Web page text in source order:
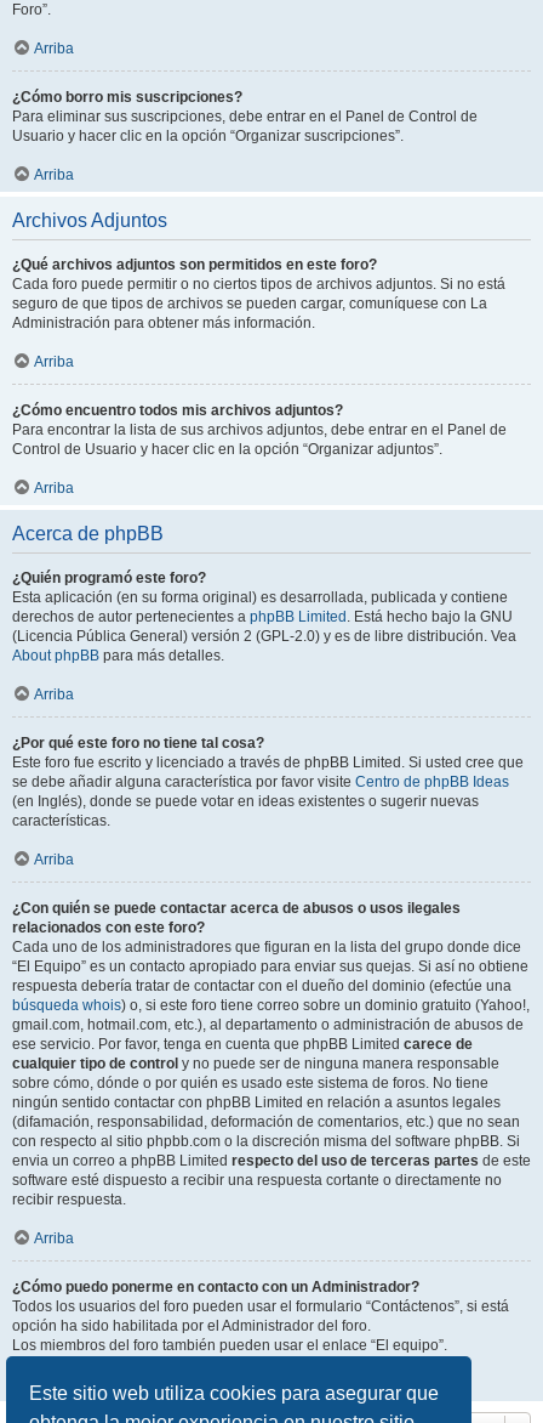
Este sitio web utiliza cookies para asegurar que
Foro”.
Arriba
¿Cómo borro mis suscripciones?
Para eliminar sus suscripciones, debe entrar en el Panel de Control de
Usuario y hacer clic en la opción “Organizar suscripciones”.
Arriba
Archivos Adjuntos
¿Qué archivos adjuntos son permitidos en este foro?
Cada foro puede permitir o no ciertos tipos de archivos adjuntos. Si no está
seguro de que tipos de archivos se pueden cargar, comuníquese con La
Administración para obtener más información.
Arriba
¿Cómo encuentro todos mis archivos adjuntos?
Para encontrar la lista de sus archivos adjuntos, debe entrar en el Panel de
Control de Usuario y hacer clic en la opción “Organizar adjuntos”.
Arriba
Acerca de phpBB
¿Quién programó este foro?
Esta aplicación (en su forma original) es desarrollada, publicada y contiene
derechos de autor pertenecientes a phpBB Limited . Está hecho bajo la GNU
(Licencia Pública General) versión 2 (GPL-2.0) y es de libre distribución. Vea
About phpBB para más detalles.
Arriba
¿Por qué este foro no tiene tal cosa?
Este foro fue escrito y licenciado a través de phpBB Limited. Si usted cree que
se debe añadir alguna característica por favor visite Centro de phpBB Ideas
(en Inglés), donde se puede votar en ideas existentes o sugerir nuevas
características.
Arriba
¿Con quién se puede contactar acerca de abusos o usos ilegales
relacionados con este foro?
Cada uno de los administradores que figuran en la lista del grupo donde dice
“El Equipo” es un contacto apropiado para enviar sus quejas. Si así no obtiene
respuesta debería tratar de contactar con el dueño del dominio (efectúe una
búsqueda whois) o, si este foro tiene correo sobre un dominio gratuito (Yahoo!,
gmail.com, hotmail.com, etc.), al departamento o administración de abusos de
ese servicio. Por favor, tenga en cuenta que phpBB Limited carece de
cualquier tipo de control y no puede ser de ninguna manera responsable
sobre cómo, dónde o por quién es usado este sistema de foros. No tiene
ningún sentido contactar con phpBB Limited en relación a asuntos legales
(difamación, responsabilidad, deformación de comentarios, etc.) que no sean
con respecto al sitio phpbb.com o la discreción misma del software phpBB. Si
envia un correo a phpBB Limited respecto del uso de terceras partes de este
software esté dispuesto a recibir una respuesta cortante o directamente no
recibir respuesta.
Arriba
¿Cómo puedo ponerme en contacto con un Administrador?
Todos los usuarios del foro pueden usar el formulario “Contáctenos”, si está
opción ha sido habilitada por el Administrador del foro.
Los miembros del foro también pueden usar el enlace “El equipo”.
Arriba